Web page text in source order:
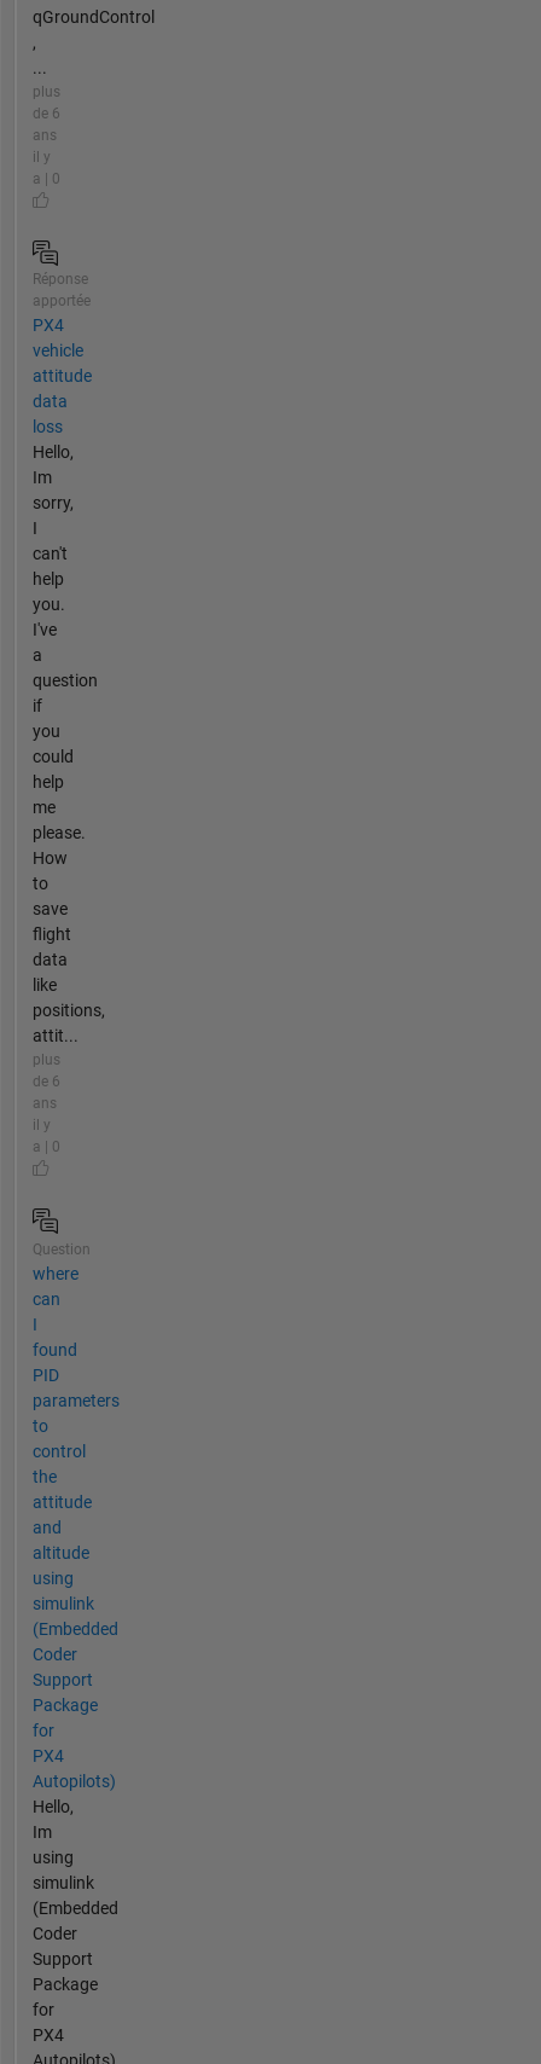
qGroundControl
,
...
plus
de 6
ans
il y
a | 0
Réponse
apportée
PX4
vehicle
attitude
data
loss
Hello,
Im
sorry,
I
can't
help
you.
I've
a
question
if
you
could
help
me
please.
How
to
save
flight
data
like
positions,
attit...
plus
de 6
ans
il y
a | 0
Question
where
can
I
found
PID
parameters
to
control
the
attitude
and
altitude
using
simulink
(Embedded
Coder
Support
Package
for
PX4
Autopilots)
Hello,
Im
using
simulink
(Embedded
Coder
Support
Package
for
PX4